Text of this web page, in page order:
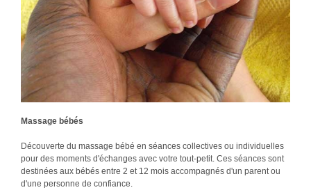
Massage bébés
Découverte du massage bébé en séances collectives ou individuelles
pour des moments d'échanges avec votre tout-petit. Ces séances sont
destinées aux bébés entre 2 et 12 mois accompagnés d'un parent ou
d'une personne de confiance.